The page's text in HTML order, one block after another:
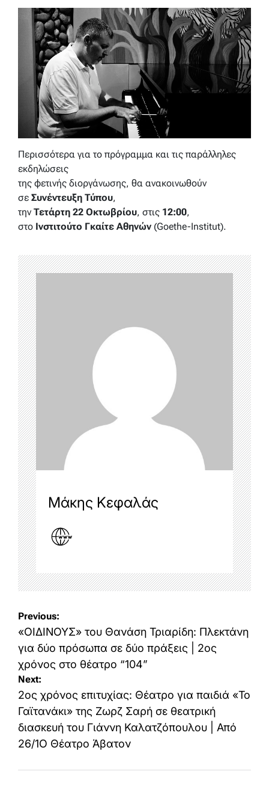
Περισσότερα για το πρόγραμμα και τις παράλληλες
εκδηλώσεις
της φετινής διοργάνωσης, θα ανακοινωθούν
σε Συνέντευξη Τύπου,
την Τετάρτη 22 Οκτωβρίου, στις 12:00,
στο Ινστιτούτο Γκαίτε Αθηνών (Goethe-Institut).
Μάκης Κεφαλάς
Post
navigation
Previous:
«ΟΙΔΙΝΟΥΣ» του Θανάση Τριαρίδη: Πλεκτάνη
για δύο πρόσωπα σε δύο πράξεις | 2ος
χρόνος στο θέατρο “104”
Next:
2ος χρόνος επιτυχίας: Θέατρο για παιδιά «Το
Γαϊτανάκι» της Ζωρζ Σαρή σε θεατρική
διασκευή του Γιάννη Καλατζόπουλου | Από
26/1Ο Θέατρο Άβατον